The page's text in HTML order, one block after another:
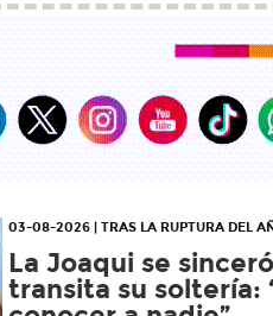
03-08-2026 | TRAS LA RUPTURA DEL
La Joaqui se
transita su soltería: